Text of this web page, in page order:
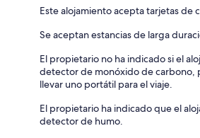
Este alojamiento acepta tarjetas de
Se aceptan estancias de larga
El propietario no ha indicado si el
detector de monóxido de carbono,
llevar uno portátil para el viaje.
El propietario ha indicado que el
detector de humo.